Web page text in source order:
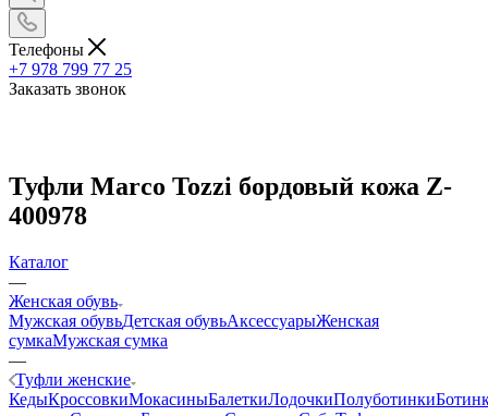
Телефоны
+7 978 799 77 25
Заказать звонок
Туфли Marco Tozzi бордовый кожа Z-
400978
Каталог
—
Женская обувь
Мужская обувьДетская обувьАксессуарыЖенская
сумкаМужская сумка
—
Туфли женские
КедыКроссовкиМокасиныБалеткиЛодочкиПолуботинки